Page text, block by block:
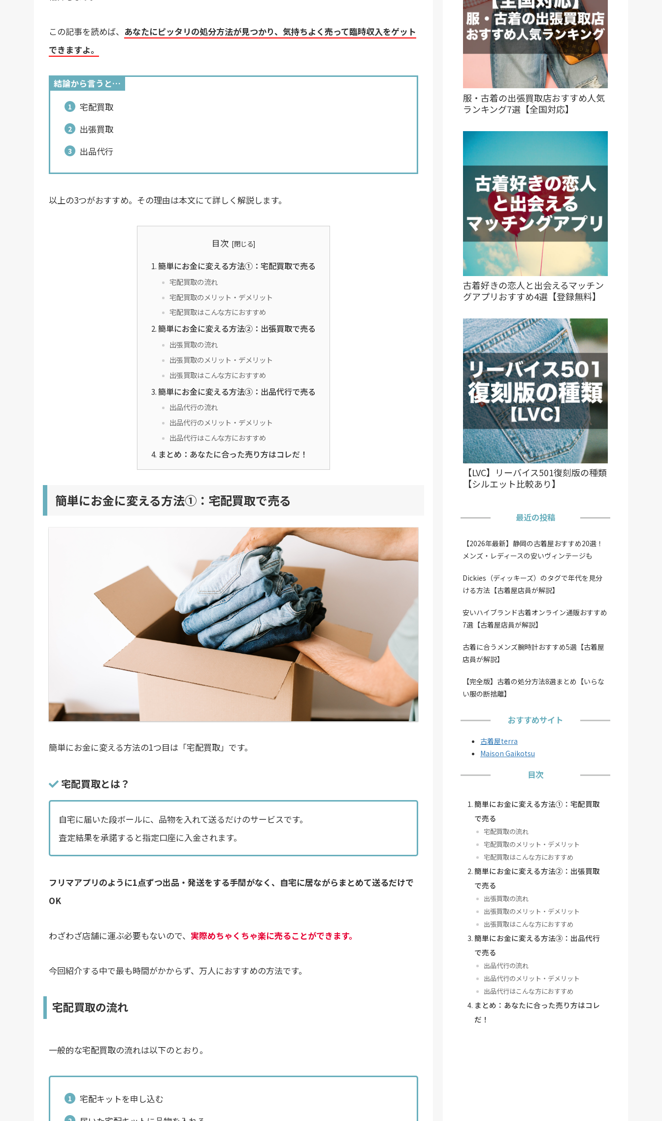
この記事を読めば、 あなたにピッタリの処分方法が見つかり、気持ちよく売って臨時収入をゲット
できますよ。
結論から言うと…
宅配買取
出張買取
出品代行
以上の3つがおすすめ。その理由は本文にて詳しく解説します。
目次
簡単にお金に変える方法①：宅配買取で売る
宅配買取の流れ
宅配買取のメリット・デメリット
宅配買取はこんな方におすすめ
簡単にお金に変える方法②：出張買取で売る
出張買取の流れ
出張買取のメリット・デメリット
出張買取はこんな方におすすめ
簡単にお金に変える方法③：出品代行で売る
出品代行の流れ
出品代行のメリット・デメリット
出品代行はこんな方におすすめ
まとめ：あなたに合った売り方はコレだ！
簡単にお金に変える方法①：宅配買取で売る
簡単にお金に変える方法の1つ目は「宅配買取」です。
宅配買取とは？
自宅に届いた段ボールに、品物を入れて送るだけのサービスです。
査定結果を承諾すると指定口座に入金されます。
フリマアプリのように1点ずつ出品・発送をする手間がなく、自宅に居ながらまとめて送るだけで
OK
わざわざ店舗に運ぶ必要もないので、 実際めちゃくちゃ楽に売ることができます。
今回紹介する中で最も時間がかからず、万人におすすめの方法です。
宅配買取の流れ
一般的な宅配買取の流れは以下のとおり。
宅配キットを申し込む
服・古着の出張買取店おすすめ人気
ランキング7選【全国対応】
古着好きの恋人と出会えるマッチン
グアプリおすすめ4選【登録無料】
【LVC】リーバイス501復刻版の種類
【シルエット比較あり】
最近の投稿
【2026年最新】静岡の古着屋おすすめ20選！
メンズ・レディースの安いヴィンテージも
Dickies（ディッキーズ）のタグで年代を見分
ける方法【古着屋店員が解説】
安いハイブランド古着オンライン通販おすすめ
7選【古着屋店員が解説】
古着に合うメンズ腕時計おすすめ5選【古着屋
店員が解説】
【完全版】古着の処分方法8選まとめ【いらな
い服の断捨離】
おすすめサイト
古着屋terra
Maison Gaikotsu
目次
簡単にお金に変える方法①：宅配買取
で売る
宅配買取の流れ
宅配買取のメリット・デメリット
宅配買取はこんな方におすすめ
簡単にお金に変える方法②：出張買取
で売る
出張買取の流れ
出張買取のメリット・デメリット
出張買取はこんな方におすすめ
簡単にお金に変える方法③：出品代行
で売る
出品代行の流れ
出品代行のメリット・デメリット
出品代行はこんな方におすすめ
まとめ：あなたに合った売り方はコレ
だ！